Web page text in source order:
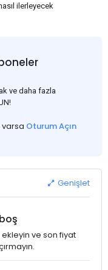
ilerleyecek
ve daha fazla
varsa Oturum Açın
Genişlet
ekleyin ve son fiyat